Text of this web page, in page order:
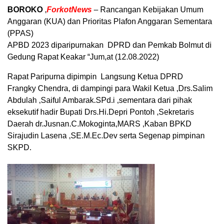
BOROKO ,ForkotNews – Rancangan Kebijakan Umum
Anggaran (KUA) dan Prioritas Plafon Anggaran Sementara
(PPAS)
APBD 2023 diparipurnakan DPRD dan Pemkab Bolmut di
Gedung Rapat Keakar “Jum,at (12.08.2022)
Rapat Paripurna dipimpin Langsung Ketua DPRD
Frangky Chendra, di dampingi para Wakil Ketua ,Drs.Salim
Abdulah ,Saiful Ambarak.SPd.i ,sementara dari pihak
eksekutif hadir Bupati Drs.Hi.Depri Pontoh ,Sekretaris
Daerah dr.Jusnan.C.Mokoginta,MARS ,Kaban BPKD
Sirajudin Lasena ,SE.M.Ec.Dev serta Segenap pimpinan
SKPD.